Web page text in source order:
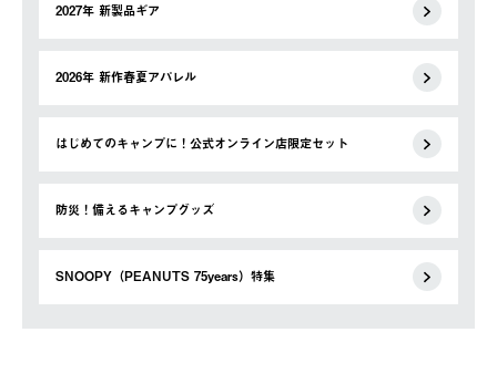
2027年 新製品ギア
2026年 新作春夏アパレル
はじめてのキャンプに！公式オンライン店限定セット
防災！備えるキャンプグッズ
SNOOPY（PEANUTS 75years）特集